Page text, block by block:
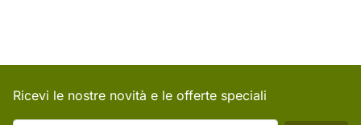
Ricevi le nostre novità e le offerte speciali